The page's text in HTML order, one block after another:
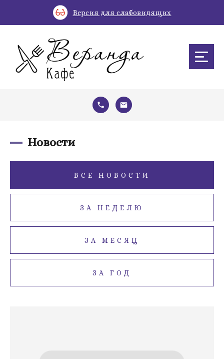
Версия для слабовидящих
Новости
ВСЕ НОВОСТИ
ЗА НЕДЕЛЮ
ЗА МЕСЯЦ
ЗА ГОД